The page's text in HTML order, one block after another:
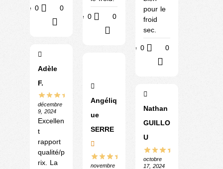
Utile 0 0
Adèle
F.
décembre
9, 2024
Excellen
t
rapport
qualité/p
rix. La
Utile 0 0
Angéliq
ue
SERRE
novembre
pour le
froid
sec.
Utile 0 0
Nathan
GUILLO
U
octobre
17, 2024